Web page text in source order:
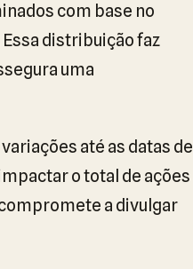
com base no
distribuição faz
uma
até as datas de
o total de ações
a divulgar